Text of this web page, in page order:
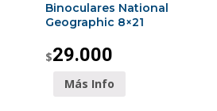
Binoculares National
Geographic 8×21
$29.000
Más Info